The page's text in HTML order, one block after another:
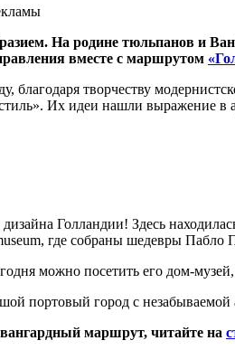
На родине тюльпанов и
вместе с маршрутом
благодаря творчеству
Их идеи нашли выражение
Голландии! Здесь
где собраны шедевры
можно посетить его дом-
портовый город с незабываемой
маршрут, читайте на